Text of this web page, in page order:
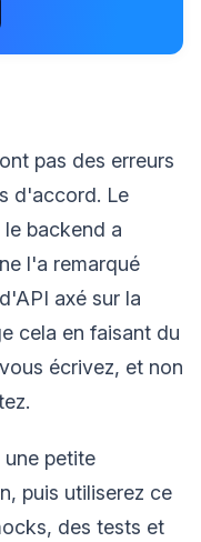
pas des erreurs
d'accord. Le
le backend a
l'a remarqué
axé sur la
cela en faisant du
écrivez, et non
petite
puis utiliserez ce
des tests et